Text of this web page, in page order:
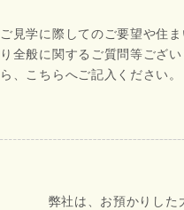
ご見学に際してのご要望や住ま
り全般に関するご質問等ござい
ら、こちらへご記入ください。
弊社は、お預かりした